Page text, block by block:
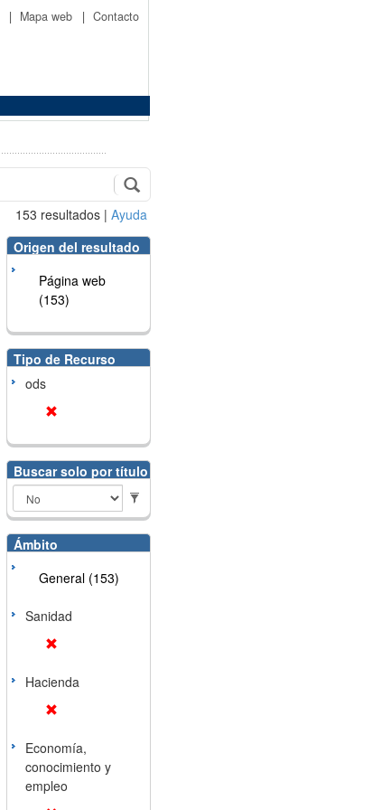
| Mapa web | Contacto
153 resultados | Ayuda
Origen del resultado
Página web
(153)
Tipo de Recurso
ods
Buscar solo por título
Ámbito
General (153)
Sanidad
Hacienda
Economía,
conocimiento y
empleo